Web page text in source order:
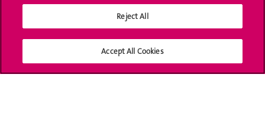
Calendrier académique
Médias sociaux UNIGE
Reject All
Accept All Cookies